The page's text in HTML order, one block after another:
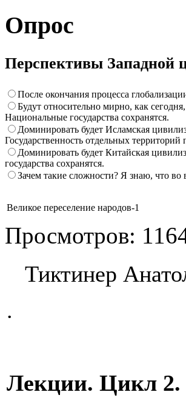
Опрос
Перспективы Западной
После окончания процесса
Будут относительно мирно, как
Национальные государства сохранятся.
Доминировать будет Исламская
Государственность отдельных территорий
Доминировать будет Китайская
государства сохранятся.
Зачем такие сложности? Я знаю, что
Великое переселение народов-1
Просмотров:
Тиктинер
.
Лекции. Цикл 2.